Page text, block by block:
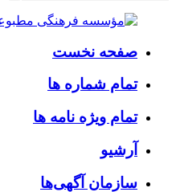
صفحه نخست
تمام شماره ها
تمام ویژه نامه ها
آرشیو
سازمان آگهی‌ها